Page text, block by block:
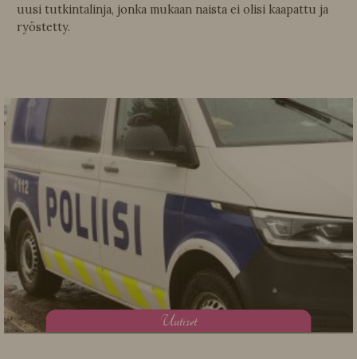
uusi tutkintalinja, jonka mukaan naista ei olisi kaapattu ja
ryöstetty.
Uutiset